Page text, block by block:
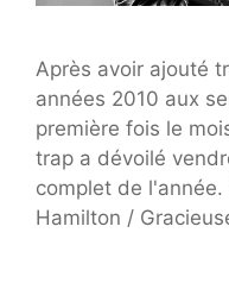
Après avoir ajouté
années 2010 aux
première fois le
trap a dévoilé
complet de
Hamilton /